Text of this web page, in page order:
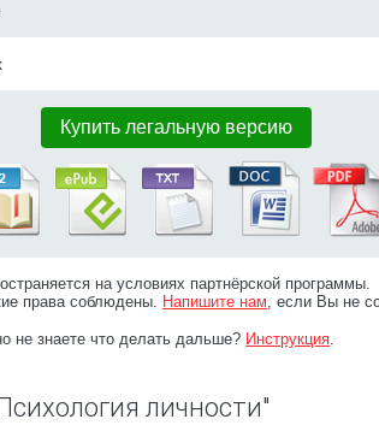
Купить легальную версию
на условиях партнёрской программы.
права соблюдены. Напишите нам, если Вы не
не знаете что делать дальше? Инструкция.
личности"